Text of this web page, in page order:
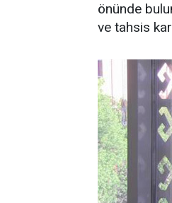
önünde
ve tahsis